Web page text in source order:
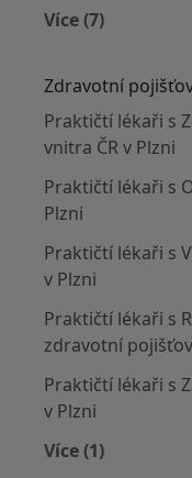
Více (7)
Zdravotní
Praktičtí lékaři s
vnitra ČR v Plzni
Praktičtí lékaři s
Plzni
Praktičtí lékaři s
v Plzni
Praktičtí lékaři s
zdravotní
Praktičtí lékaři s
v Plzni
Více (1)